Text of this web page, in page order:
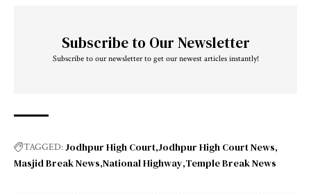
Subscribe to Our Newsletter
Subscribe to our newsletter to get our newest articles instantly!
TAGGED:Jodhpur High Court Jodhpur High Court News
Masjid Break News National Highway Temple Break News